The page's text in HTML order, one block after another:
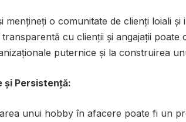
mențineți o comunitate de clienți loiali și
transparentă cu clienții și angajații
puternice și la construirea
și Persistență:
unui hobby în afacere poate fi un